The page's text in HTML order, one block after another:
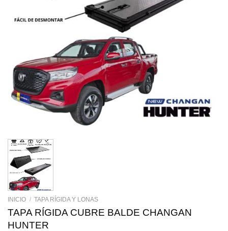
INICIO / TAPA RÍGIDA Y LONAS
TAPA RÍGIDA CUBRE BALDE CHANGAN
HUNTER